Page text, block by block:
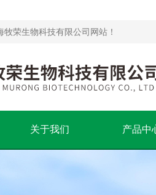
荣生物科技有限公司网站！
关于我们 产品中